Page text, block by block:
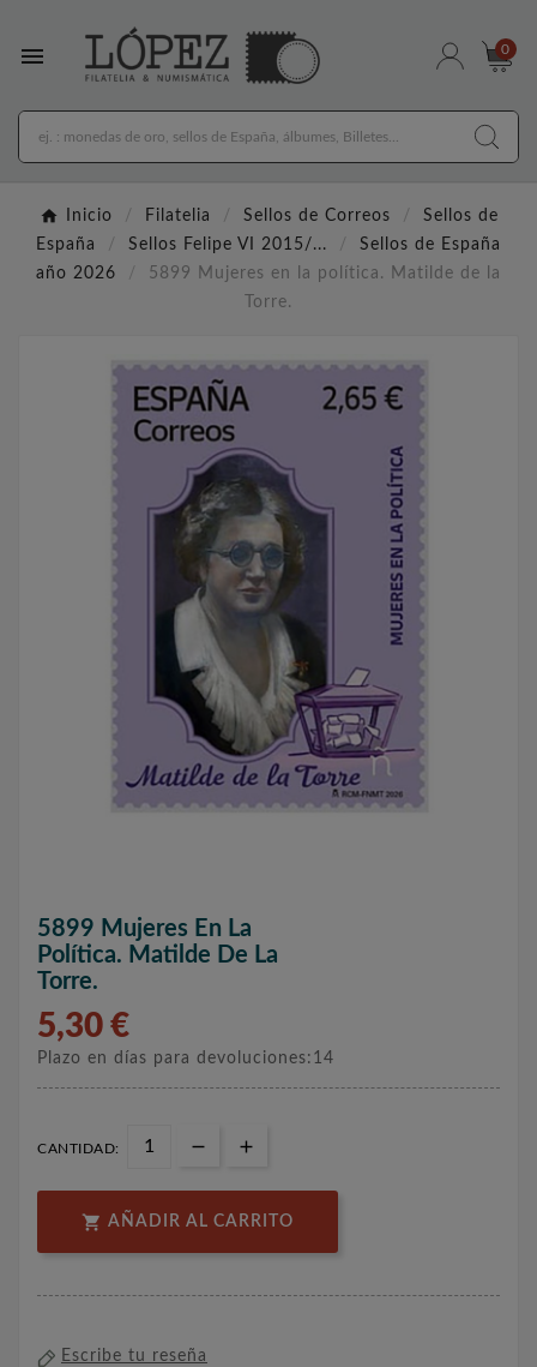
 0
Inicio Filatelia Sellos de Correos
Sellos de
España
Sellos Felipe VI 2015/...
Sellos de España
año 2026
5899 Mujeres en la política. Matilde de la
Torre.
5899 Mujeres En La
Política. Matilde De La
Torre.
5,30 €
Plazo en días para devoluciones:14
CANTIDAD:
 AÑADIR AL CARRITO
Escribe tu reseña